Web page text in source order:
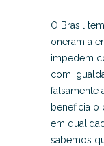
O Brasil
oneram a
impedem
com
falsamente
beneficia o
em
sabemos